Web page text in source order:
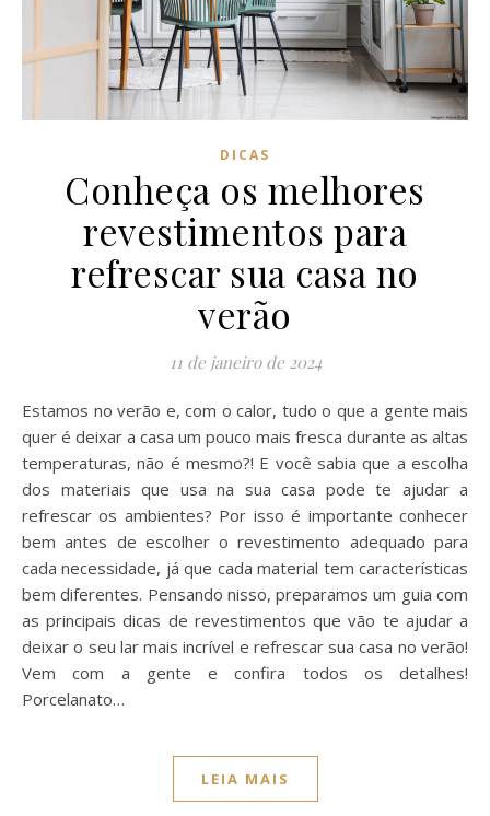
DICAS
Conheça os melhores
revestimentos para
refrescar sua casa no
verão
11 de janeiro de 2024
Estamos no verão e, com o calor, tudo o que a gente mais
quer é deixar a casa um pouco mais fresca durante as altas
temperaturas, não é mesmo?! E você sabia que a escolha
dos materiais que usa na sua casa pode te ajudar a
refrescar os ambientes? Por isso é importante conhecer
bem antes de escolher o revestimento adequado para
cada necessidade, já que cada material tem características
bem diferentes. Pensando nisso, preparamos um guia com
as principais dicas de revestimentos que vão te ajudar a
deixar o seu lar mais incrível e refrescar sua casa no verão!
Vem com a gente e confira todos os detalhes!
Porcelanato…
LEIA MAIS